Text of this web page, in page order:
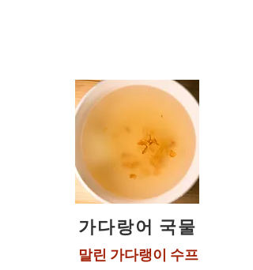
가다랑어 국물
말린 가다랭이 수프